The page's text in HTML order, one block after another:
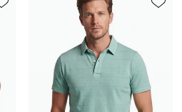
Toevoegen aan favorieten